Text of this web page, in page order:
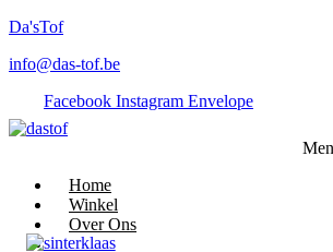
Da'sTof
info@das-tof.be
Facebook Instagram Envelope
Home
Winkel
Over Ons